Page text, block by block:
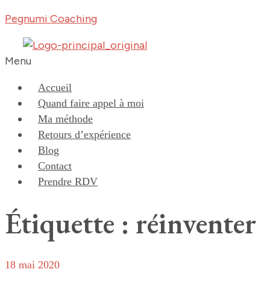
Pegnumi Coaching
Menu
Accueil
Quand faire appel à moi
Ma méthode
Retours d’expérience
Blog
Contact
Prendre RDV
Étiquette : réinventer
18 mai 2020